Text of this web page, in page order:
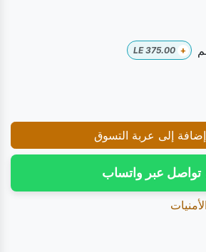
+
375.00
LE
إضافة إلى عربة التسوق
تواصل عبر واتساب